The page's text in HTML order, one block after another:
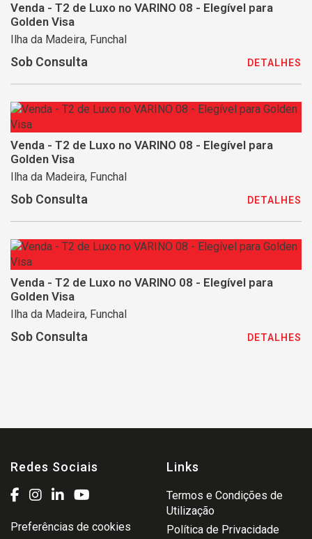
Venda - T2 de Luxo no VARINO 08 - Elegível para
Golden Visa
Ilha da Madeira, Funchal
Sob Consulta DETALHES
Venda - T2 de Luxo no VARINO 08 - Elegível para
Golden Visa
Ilha da Madeira, Funchal
Sob Consulta DETALHES
Venda - T2 de Luxo no VARINO 08 - Elegível para
Golden Visa
Ilha da Madeira, Funchal
Sob Consulta DETALHES
Redes Sociais
Preferências de cookies
Links
Termos e Condições de
Utilização
Política de Privacidade